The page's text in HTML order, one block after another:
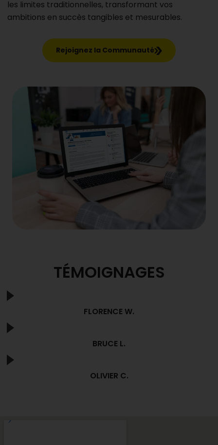
les limites traditionnelles, transformant vos
ambitions en succès tangibles et mesurables.
Rejoignez la Communauté
TÉMOIGNAGES
FLORENCE W.
BRUCE L.
OLIVIER C.